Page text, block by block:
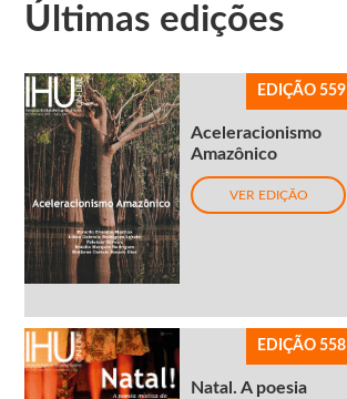
Últimas edições
EDIÇÃO 559
Aceleracionismo
Amazônico
VER EDIÇÃO
EDIÇÃO 558
Natal. A poesia